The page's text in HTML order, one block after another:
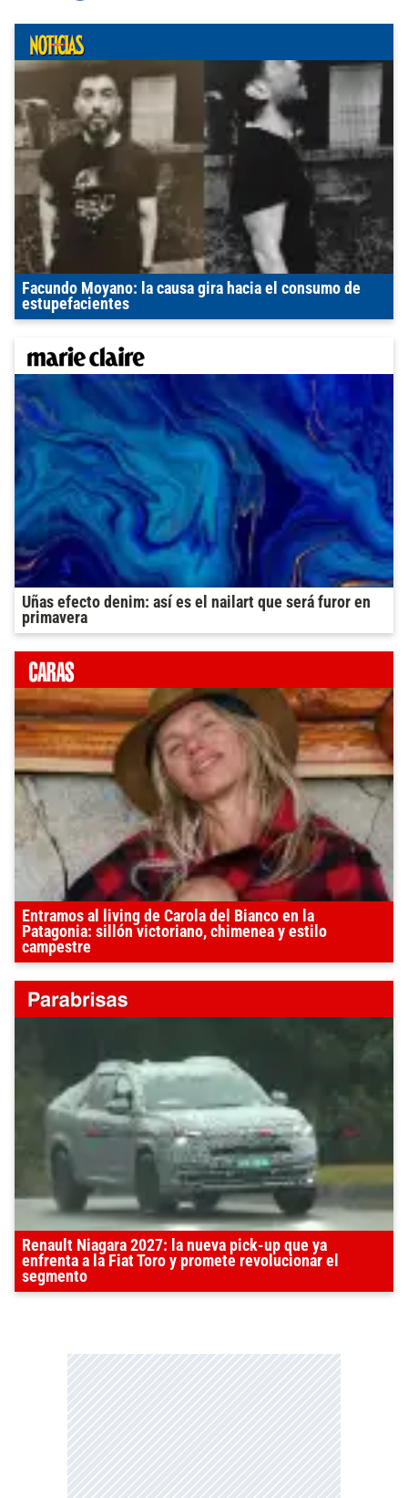
Facundo Moyano: la causa gira hacia el consumo de
estupefacientes
Uñas efecto denim: así es el nailart que será furor en
primavera
Entramos al living de Carola del Bianco en la
Patagonia: sillón victoriano, chimenea y estilo
campestre
Renault Niagara 2027: la nueva pick-up que ya
enfrenta a la Fiat Toro y promete revolucionar el
segmento